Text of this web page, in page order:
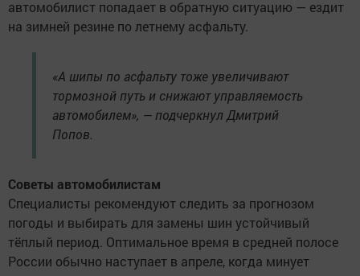
автомобилист попадает в обратную ситуацию — ездит
на зимней резине по летнему асфальту.
«А шипы по асфальту тоже увеличивают
тормозной путь и снижают управляемость
автомобилем», — подчеркнул Дмитрий
Попов.
Советы автомобилистам
Специалисты рекомендуют следить за прогнозом
погоды и выбирать для замены шин устойчивый
тёплый период. Оптимальное время в средней полосе
России обычно наступает в апреле, когда минует